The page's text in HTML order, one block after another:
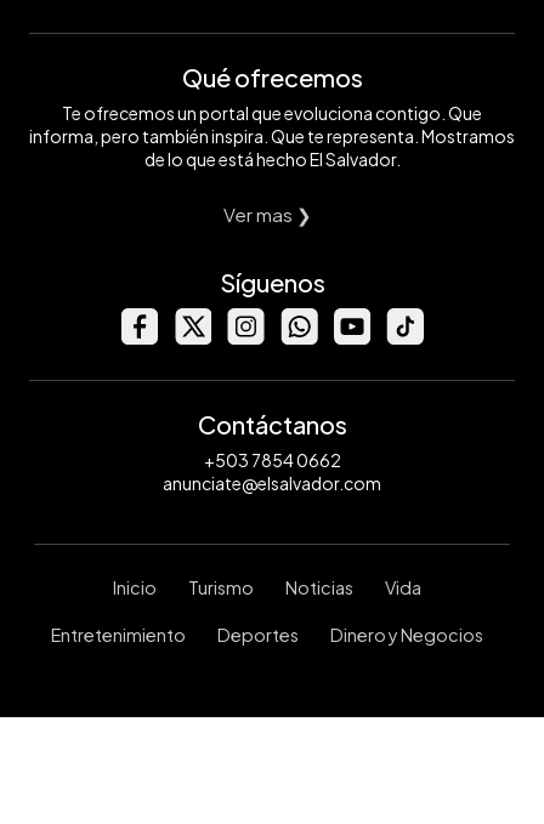
Qué ofrecemos
Te ofrecemos un portal que evoluciona contigo. Que
informa, pero también inspira. Que te representa. Mostramos
de lo que está hecho El Salvador.
Ver mas ❯
Síguenos
Contáctanos
+503 7854 0662
anunciate@elsalvador.com
Inicio Turismo Noticias Vida
Entretenimiento Deportes Dinero y Negocios